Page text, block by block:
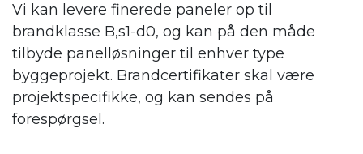
Vi kan levere finerede paneler op til
brandklasse B,s1-d0, og kan på den måde
tilbyde panelløsninger til enhver type
byggeprojekt. Brandcertifikater skal være
projektspecifikke, og kan sendes på
forespørgsel.